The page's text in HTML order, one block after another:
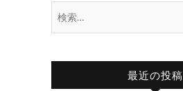
最近の投稿